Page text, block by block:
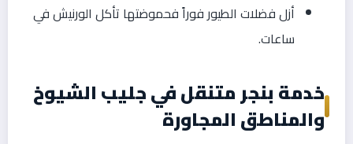
أزل فضلات الطيور فوراً فحموضتها تأكل الورنيش في
ساعات.
خدمة بنجر متنقل في جليب الشيوخ
والمناطق المجاورة